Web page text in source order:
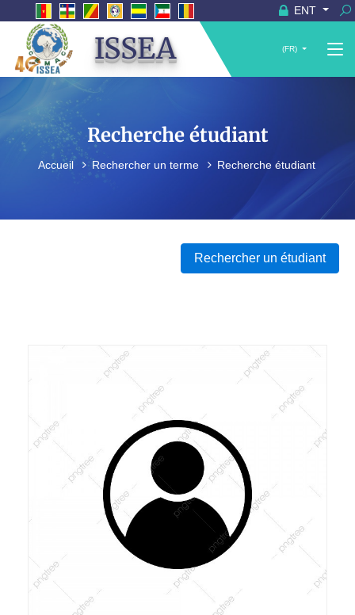
ENT
ISSEA (FR)
Recherche étudiant
Accueil Rechercher un terme Recherche étudiant
Rechercher un étudiant